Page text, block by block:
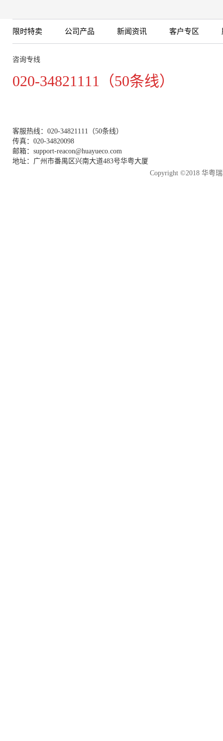
细胞培养瓶
More
限时特卖 公司产品 新闻资讯 客户专区
咨询专线
020-34821111（50条线）
客服热线：020-34821111（50条线）
传真：020-34820098
邮箱：support-reacon@huayueco.com
地址：广州市番禺区兴南大道483号华粤大厦
Copyright ©2018 华粤